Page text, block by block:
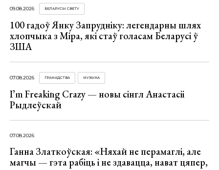
09.08.2026 БЕЛАРУСЫ СВЕТУ
100 гадоў Янку Запрудніку: легендарны шлях
хлопчыка з Міра, які стаў голасам Беларусі ў
ЗША
07.08.2026 ГРАМАДСТВА МУЗЫКА
I’m Freaking Crazy — новы сінгл Анастасіі
Рыдлеўскай
07.08.2026
Ганна Златкоўская: «Няхай не перамаглі, але
магчы — гэта рабіць і не здавацца, нават цяпер,